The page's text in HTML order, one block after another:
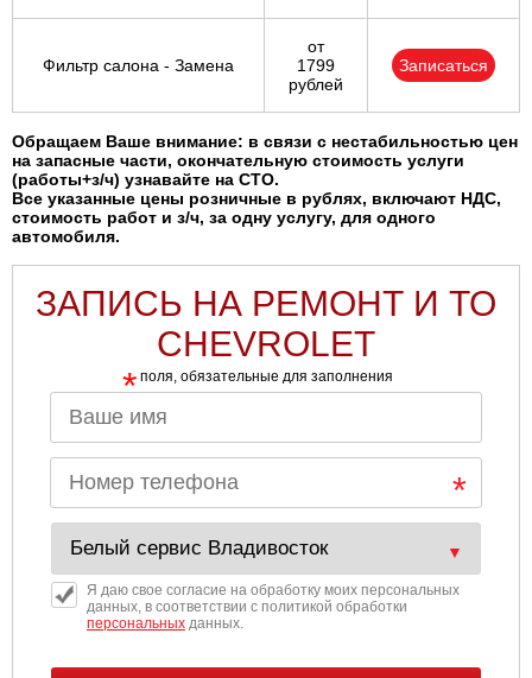
Фильтр салона - Замена
от
1799
рублей
Записаться
Обращаем Ваше внимание: в связи с нестабильностью цен
на запасные части, окончательную стоимость услуги
(работы+з/ч) узнавайте на СТО.
Все указанные цены розничные в рублях, включают НДС,
стоимость работ и з/ч, за одну услугу, для одного
автомобиля.
ЗАПИСЬ НА РЕМОНТ И ТО
CHEVROLET
* поля, обязательные для заполнения
Я даю свое согласие на обработку моих персональных
данных, в соответствии с политикой обработки
персональныхданных.